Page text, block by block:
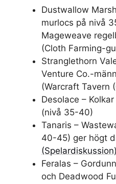
Dustwallow
murlocs på nivå
Mageweave
(Cloth Farming-
Stranglethorn
Venture Co.-
(Warcraft Tavern
Desolace –
(nivå 35-40)
Tanaris –
40-45) ger högt
(Spelardiskussion)
Feralas –
och Deadwood